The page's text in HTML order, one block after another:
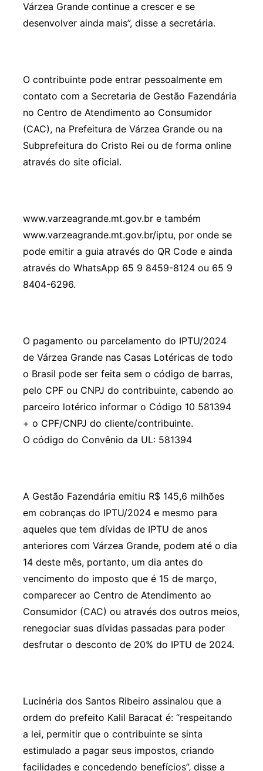
Várzea Grande continue a crescer e se
desenvolver ainda mais”, disse a secretária.
O contribuinte pode entrar pessoalmente em
contato com a Secretaria de Gestão Fazendária
no Centro de Atendimento ao Consumidor
(CAC), na Prefeitura de Várzea Grande ou na
Subprefeitura do Cristo Rei ou de forma online
através do site oficial.
www.varzeagrande.mt.gov.br e também
www.varzeagrande.mt.gov.br/iptu, por onde se
pode emitir a guia através do QR Code e ainda
através do WhatsApp 65 9 8459-8124 ou 65 9
8404-6296.
O pagamento ou parcelamento do IPTU/2024
de Várzea Grande nas Casas Lotéricas de todo
o Brasil pode ser feita sem o código de barras,
pelo CPF ou CNPJ do contribuinte, cabendo ao
parceiro lotérico informar o Código 10 581394
+ o CPF/CNPJ do cliente/contribuinte.
O código do Convênio da UL: 581394
A Gestão Fazendária emitiu R$ 145,6 milhões
em cobranças do IPTU/2024 e mesmo para
aqueles que tem dívidas de IPTU de anos
anteriores com Várzea Grande, podem até o dia
14 deste mês, portanto, um dia antes do
vencimento do imposto que é 15 de março,
comparecer ao Centro de Atendimento ao
Consumidor (CAC) ou através dos outros meios,
renegociar suas dívidas passadas para poder
desfrutar o desconto de 20% do IPTU de 2024.
Lucinéria dos Santos Ribeiro assinalou que a
ordem do prefeito Kalil Baracat é: “respeitando
a lei, permitir que o contribuinte se sinta
estimulado a pagar seus impostos, criando
facilidades e concedendo benefícios”, disse a